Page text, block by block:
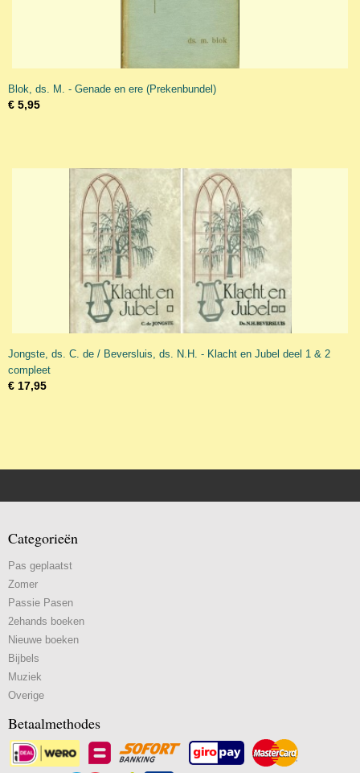
Blok, ds. M. - Genade en ere (Prekenbundel)
€ 5,95
Jongste, ds. C. de / Beversluis, ds. N.H. - Klacht en Jubel deel 1 & 2
compleet
€ 17,95
Categorieën
Pas geplaatst
Zomer
Passie Pasen
2ehands boeken
Nieuwe boeken
Bijbels
Muziek
Overige
Betaalmethodes